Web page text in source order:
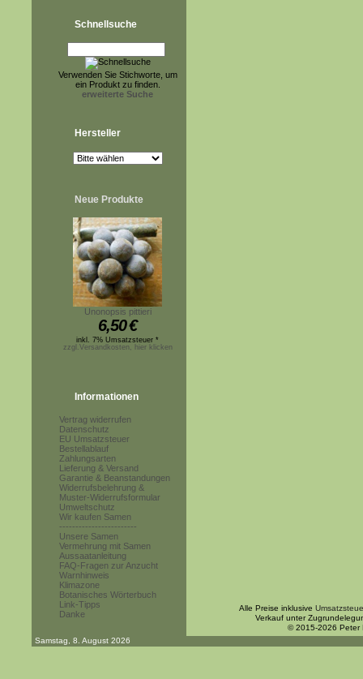
Schnellsuche
Verwenden Sie Stichworte, um
ein Produkt zu finden.
erweiterte Suche
Hersteller
Neue Produkte
Unonopsis pittieri
6,50€
inkl. 7% Umsatzsteuer *
zzgl.Versandkosten, hier klicken
Informationen
Vertrag widerrufen
Datenschutz
EU Umsatzsteuer
Bestellablauf
Zahlungsarten
Lieferung & Versand
Garantie & Beanstandungen
Widerrufsbelehrung &
Muster-Widerrufsformular
Umweltschutz
Wir kaufen Samen
------------------------
Unsere Samen
Vermehrung mit Samen
Aussaatanleitung
FAQ-Fragen zur Anzucht
Warnhinweis
Klimazone
Botanisches Wörterbuch
Link-Tipps
Danke
Alle Preise inklusive
Verkauf unter
© 2015-2026 Peter
Samstag, 8. August 2026